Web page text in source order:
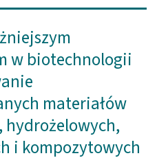
w biotechnologii
materiałów
hydrożelowych,
i kompozytowych